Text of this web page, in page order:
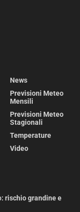
News
Previsioni Meteo
Mensili
Previsioni Meteo
Stagionali
Temperature
Video
rischio grandine e